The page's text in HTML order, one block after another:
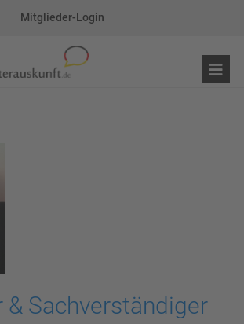
Mitglieder-Login
& Sachverständiger